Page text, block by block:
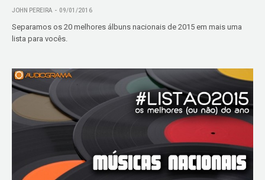
JOHN PEREIRA 09/01/2016
Separamos os 20 melhores álbuns nacionais de 2015 em mais uma
lista para vocês.